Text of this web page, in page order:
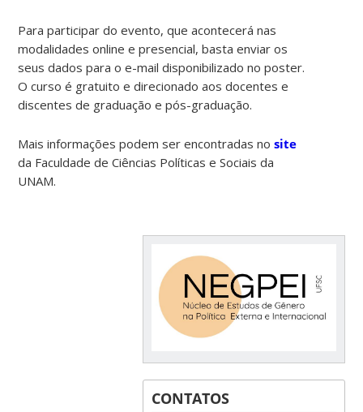
Para participar do evento, que acontecerá nas
modalidades online e presencial, basta enviar os
seus dados para o e-mail disponibilizado no poster.
O curso é gratuito e direcionado aos docentes e
discentes de graduação e pós-graduação.
Mais informações podem ser encontradas nosite
da Faculdade de Ciências Políticas e Sociais da
UNAM.
CONTATOS